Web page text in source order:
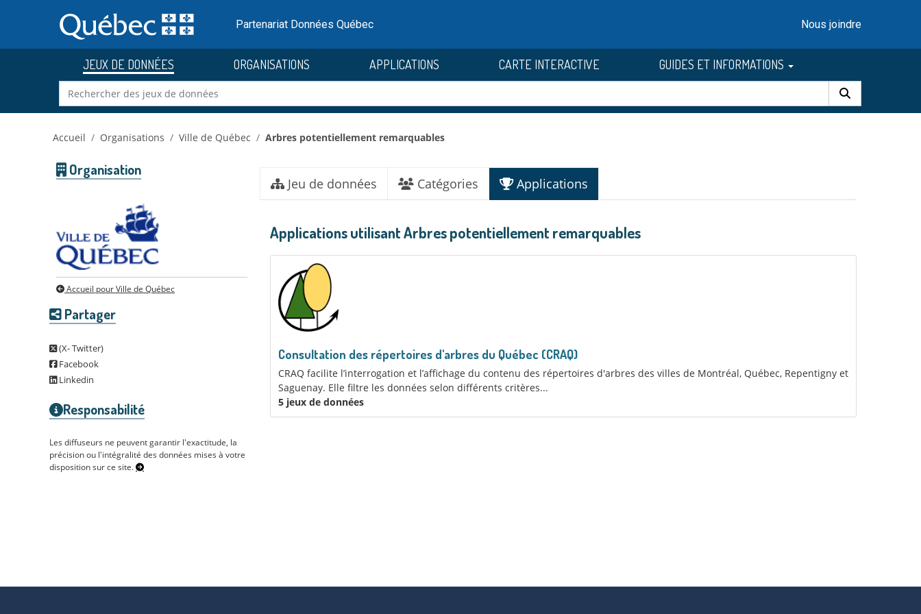
au
contenu
Partenariat Données Québec Nous joindre
JEUX DE DONNÉES ORGANISATIONS APPLICATIONS CARTE INTERACTIVE GUIDES ET INFORMATIONS
Accueil Organisations Ville de Québec Arbres potentiellement remarquables
Organisation
Accueil pour Ville de Québec
Partager
(X- Twitter)
Facebook
Linkedin
Responsabilité
Les diffuseurs ne peuvent garantir l'exactitude, la
précision ou l'intégralité des données mises à votre
disposition sur ce site.
Jeu de données Catégories Applications
Applications utilisant Arbres potentiellement remarquables
Consultation des répertoires d'arbres du Québec (CRAQ)
CRAQ facilite l’interrogation et l’affichage du contenu des répertoires d'arbres des villes de Montréal, Québec, Repentigny et
Saguenay. Elle filtre les données selon différents critères...
5 jeux de données